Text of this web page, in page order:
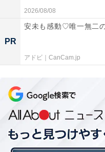
2026/08/08
PR
安未も感動♡唯一無二
アドビ｜CanCam.jp